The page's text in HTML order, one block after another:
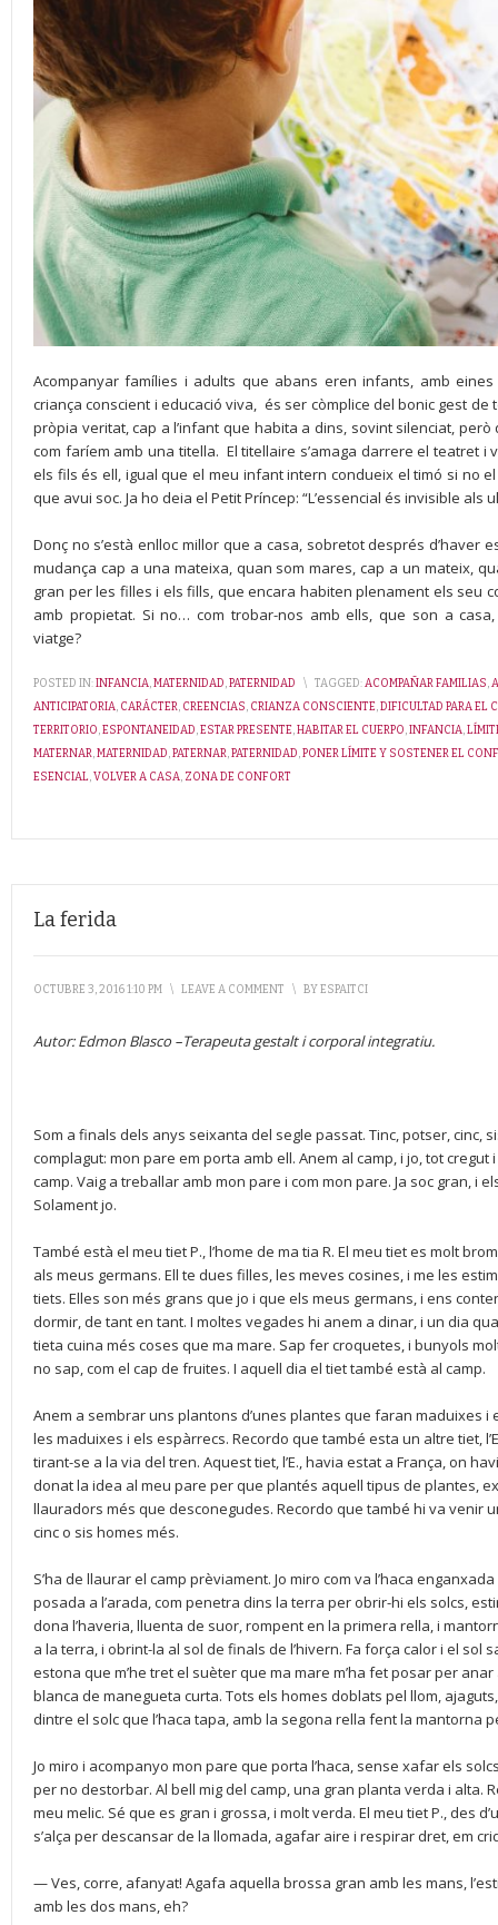
Acompanyar famílies i adults que abans eren infants, amb
criança conscient i educació viva, és ser còmplice del bonic gest
pròpia veritat, cap a l’infant que habita a dins, sovint silenciat,
com faríem amb una titella. El titellaire s’amaga darrere el teatret i
els fils és ell, igual que el meu infant intern condueix el timó si no
que avui soc. Ja ho deia el Petit Príncep: “L’essencial és invisible als
Donç no s’està enlloc millor que a casa, sobretot després
mudança cap a una mateixa, quan som mares, cap a un mateix,
gran per les filles i els fills, que encara habiten plenament els seu
amb propietat. Si no… com trobar-nos amb ells, que son a
viatge?
POSTED IN:INFANCIA,MATERNIDAD,PATERNIDAD \ TAGGED:ACOMPAÑAR FAMILIAS,
ANTICIPATORIA, CARÁCTER, CREENCIAS, CRIANZA CONSCIENTE,DIFICULTAD PARA EL
TERRITORIO,ESPONTANEIDAD,ESTAR PRESENTE,HABITAR EL CUERPO,INFANCIA,
MATERNAR,MATERNIDAD,PATERNAR,PATERNIDAD,PONER LÍMITE Y SOSTENER EL
ESENCIAL,VOLVER A CASA, ZONA DE CONFORT
La ferida
OCTUBRE 3, 2016 1:10 PM \ LEAVE A COMMENT \ BYESPAITCI
Autor: Edmon Blasco –Terapeuta gestalt i corporal integratiu.
Som a finals dels anys seixanta del segle passat. Tinc, potser, cinc,
complagut: mon pare em porta amb ell. Anem al camp, i jo, tot
camp. Vaig a treballar amb mon pare i com mon pare. Ja soc gran, i
Solament jo.
També està el meu tiet P., l’home de ma tia R. El meu tiet es molt
als meus germans. Ell te dues filles, les meves cosines, i me les
tiets. Elles son més grans que jo i que els meus germans, i ens
dormir, de tant en tant. I moltes vegades hi anem a dinar, i un dia
tieta cuina més coses que ma mare. Sap fer croquetes, i bunyols
no sap, com el cap de fruites. I aquell dia el tiet també està al camp.
Anem a sembrar uns plantons d’unes plantes que faran maduixes i
les maduixes i els espàrrecs. Recordo que també esta un altre tiet,
tirant-se a la via del tren. Aquest tiet, l’E., havia estat a França, on
donat la idea al meu pare per que plantés aquell tipus de plantes,
llauradors més que desconegudes. Recordo que també hi va venir
cinc o sis homes més.
S’ha de llaurar el camp prèviament. Jo miro com va l’haca
posada a l’arada, com penetra dins la terra per obrir-hi els solcs,
dona l’haveria, lluenta de suor, rompent en la primera rella, i
a la terra, i obrint-la al sol de finals de l’hivern. Fa força calor i el sol
estona que m’he tret el suèter que ma mare m’ha fet posar per
blanca de manegueta curta. Tots els homes doblats pel llom,
dintre el solc que l’haca tapa, amb la segona rella fent la mantorna
Jo miro i acompanyo mon pare que porta l’haca, sense xafar els
per no destorbar. Al bell mig del camp, una gran planta verda i alta.
meu melic. Sé que es gran i grossa, i molt verda. El meu tiet P., des
s’alça per descansar de la llomada, agafar aire i respirar dret, em
— Ves, corre, afanyat! Agafa aquella brossa gran amb les mans,
amb les dos mans, eh?